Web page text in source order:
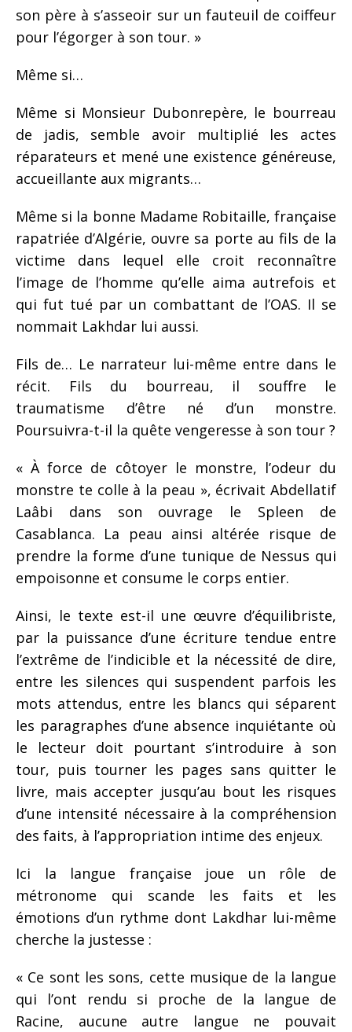
son père à s’asseoir sur un fauteuil de coiffeur
pour l’égorger à son tour. »
Même si…
Même si Monsieur Dubonrepère, le bourreau
de jadis, semble avoir multiplié les actes
réparateurs et mené une existence généreuse,
accueillante aux migrants…
Même si la bonne Madame Robitaille, française
rapatriée d’Algérie, ouvre sa porte au fils de la
victime dans lequel elle croit reconnaître
l’image de l’homme qu’elle aima autrefois et
qui fut tué par un combattant de l’OAS. Il se
nommait Lakhdar lui aussi.
Fils de… Le narrateur lui-même entre dans le
récit. Fils du bourreau, il souffre le
traumatisme d’être né d’un monstre.
Poursuivra-t-il la quête vengeresse à son tour ?
« À force de côtoyer le monstre, l’odeur du
monstre te colle à la peau », écrivait Abdellatif
Laâbi dans son ouvrage le Spleen de
Casablanca. La peau ainsi altérée risque de
prendre la forme d’une tunique de Nessus qui
empoisonne et consume le corps entier.
Ainsi, le texte est-il une œuvre d’équilibriste,
par la puissance d’une écriture tendue entre
l’extrême de l’indicible et la nécessité de dire,
entre les silences qui suspendent parfois les
mots attendus, entre les blancs qui séparent
les paragraphes d’une absence inquiétante où
le lecteur doit pourtant s’introduire à son
tour, puis tourner les pages sans quitter le
livre, mais accepter jusqu’au bout les risques
d’une intensité nécessaire à la compréhension
des faits, à l’appropriation intime des enjeux.
Ici la langue française joue un rôle de
métronome qui scande les faits et les
émotions d’un rythme dont Lakdhar lui-même
cherche la justesse :
« Ce sont les sons, cette musique de la langue
qui l’ont rendu si proche de la langue de
Racine, aucune autre langue ne pouvait